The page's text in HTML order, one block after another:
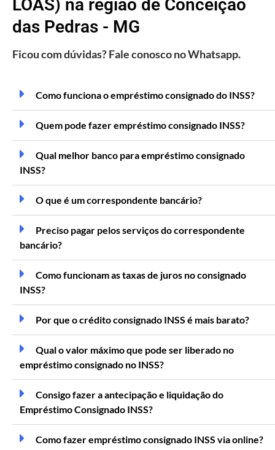
LOAS) na região de Conceição
das Pedras - MG
Ficou com dúvidas? Fale conosco no Whatsapp.
Como funciona o empréstimo consignado do INSS?
Quem pode fazer empréstimo consignado INSS?
Qual melhor banco para empréstimo consignado
INSS?
O que é um correspondente bancário?
Preciso pagar pelos serviços do correspondente
bancário?
Como funcionam as taxas de juros no consignado
INSS?
Por que o crédito consignado INSS é mais barato?
Qual o valor máximo que pode ser liberado no
empréstimo consignado no INSS?
Consigo fazer a antecipação e liquidação do
Empréstimo Consignado INSS?
Como fazer empréstimo consignado INSS via online?